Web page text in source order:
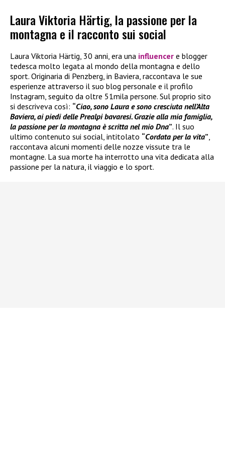
Laura Viktoria Härtig, la passione per la
montagna e il racconto sui social
Laura Viktoria Härtig, 30 anni, era una influencer e blogger
tedesca molto legata al mondo della montagna e dello
sport. Originaria di Penzberg, in Baviera, raccontava le sue
esperienze attraverso il suo blog personale e il profilo
Instagram, seguito da oltre 51mila persone. Sul proprio sito
si descriveva così: “Ciao, sono Laura e sono cresciuta nell’Alta
Baviera, ai piedi delle Prealpi bavaresi. Grazie alla mia famiglia,
la passione per la montagna è scritta nel mio Dna”. Il suo
ultimo contenuto sui social, intitolato “Cordata per la vita”,
raccontava alcuni momenti delle nozze vissute tra le
montagne. La sua morte ha interrotto una vita dedicata alla
passione per la natura, il viaggio e lo sport.